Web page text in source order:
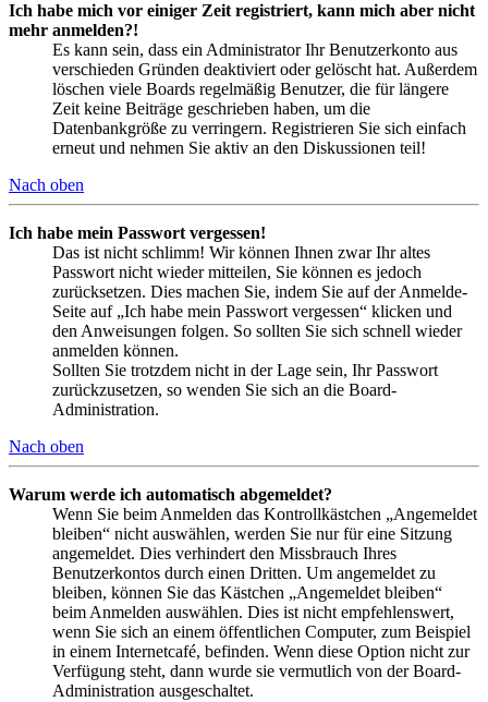
Ich habe mich vor einiger Zeit registriert, kann mich aber nicht
mehr anmelden?!
Es kann sein, dass ein Administrator Ihr Benutzerkonto aus
verschieden Gründen deaktiviert oder gelöscht hat. Außerdem
löschen viele Boards regelmäßig Benutzer, die für längere
Zeit keine Beiträge geschrieben haben, um die
Datenbankgröße zu verringern. Registrieren Sie sich einfach
erneut und nehmen Sie aktiv an den Diskussionen teil!
Nach oben
Ich habe mein Passwort vergessen!
Das ist nicht schlimm! Wir können Ihnen zwar Ihr altes
Passwort nicht wieder mitteilen, Sie können es jedoch
zurücksetzen. Dies machen Sie, indem Sie auf der Anmelde-
Seite auf „Ich habe mein Passwort vergessen“ klicken und
den Anweisungen folgen. So sollten Sie sich schnell wieder
anmelden können.
Sollten Sie trotzdem nicht in der Lage sein, Ihr Passwort
zurückzusetzen, so wenden Sie sich an die Board-
Administration.
Nach oben
Warum werde ich automatisch abgemeldet?
Wenn Sie beim Anmelden das Kontrollkästchen „Angemeldet
bleiben“ nicht auswählen, werden Sie nur für eine Sitzung
angemeldet. Dies verhindert den Missbrauch Ihres
Benutzerkontos durch einen Dritten. Um angemeldet zu
bleiben, können Sie das Kästchen „Angemeldet bleiben“
beim Anmelden auswählen. Dies ist nicht empfehlenswert,
wenn Sie sich an einem öffentlichen Computer, zum Beispiel
in einem Internetcafé, befinden. Wenn diese Option nicht zur
Verfügung steht, dann wurde sie vermutlich von der Board-
Administration ausgeschaltet.